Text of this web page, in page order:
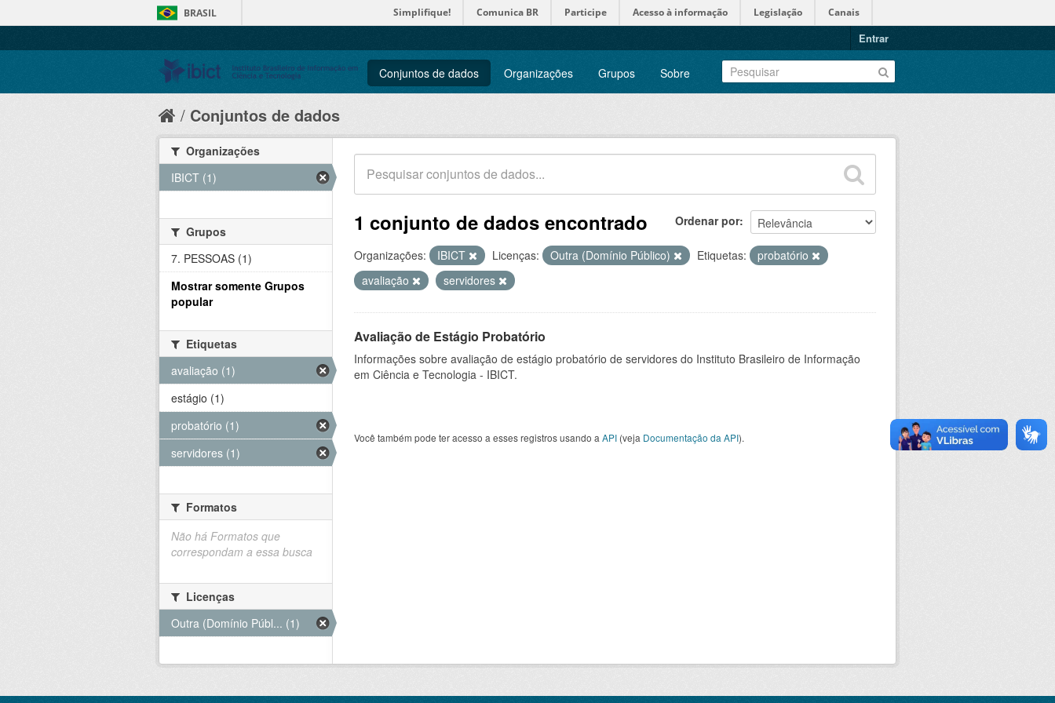
BRASIL Simplifique! Comunica BR Participe Acesso à informação Legislação Canais
Entrar
Conjuntos de dados Organizações Grupos Sobre
Conjuntos de dados
Ordenar por
1 conjunto de dados encontrado
Organizações: IBICT Licenças: Outra (Domínio Público) Etiquetas:
probatório
avaliação
servidores
Avaliação de Estágio Probatório
Informações sobre avaliação de estágio probatório de servidores do Instituto Brasileiro de Informação
em Ciência e Tecnologia - IBICT.
Você também pode ter acesso a esses registros usando a API (veja Documentação da API).
Organizações
IBICT (1)
Grupos
7. PESSOAS (1)
Mostrar somente Grupos
popular
Etiquetas
avaliação (1)
estágio (1)
probatório (1)
servidores (1)
Formatos
Não há Formatos que
correspondam a essa busca
Licenças
Outra (Domínio Públ... (1)